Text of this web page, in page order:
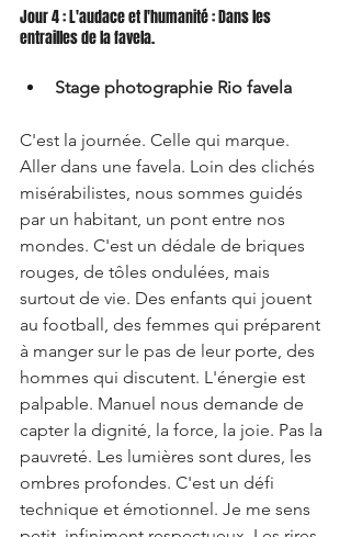
Jour 4 : L'audace et l'humanité : Dans les
entrailles de la favela.
Stage photographie Rio favela
C'est la journée. Celle qui marque.
Aller dans une favela. Loin des clichés
misérabilistes, nous sommes guidés
par un habitant, un pont entre nos
mondes. C'est un dédale de briques
rouges, de tôles ondulées, mais
surtout de vie. Des enfants qui jouent
au football, des femmes qui préparent
à manger sur le pas de leur porte, des
hommes qui discutent. L'énergie est
palpable. Manuel nous demande de
capter la dignité, la force, la joie. Pas la
pauvreté. Les lumières sont dures, les
ombres profondes. C'est un défi
technique et émotionnel. Je me sens